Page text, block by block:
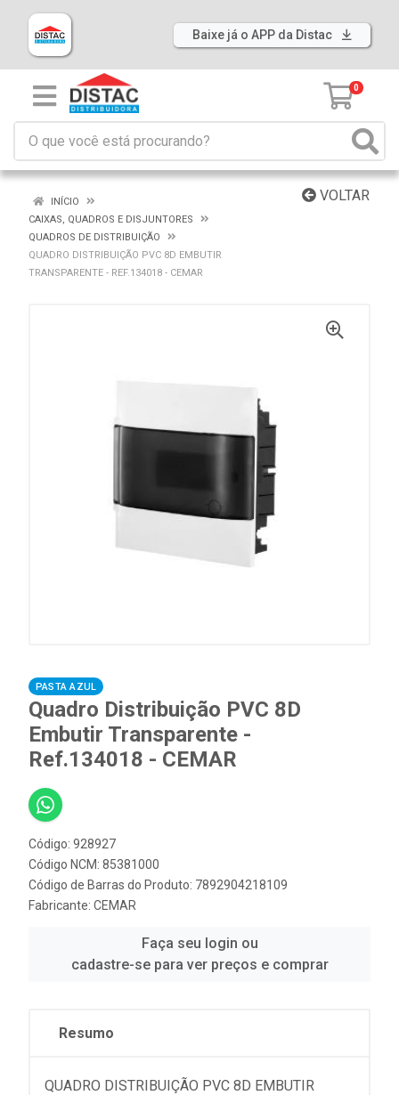
Baixe já o APP da Distac
0
VOLTAR
INÍCIO
CAIXAS, QUADROS E DISJUNTORES
QUADROS DE DISTRIBUIÇÃO
QUADRO DISTRIBUIÇÃO PVC 8D EMBUTIR
TRANSPARENTE - REF.134018 - CEMAR
PASTA AZUL
Quadro Distribuição PVC 8D
Embutir Transparente -
Ref.134018 - CEMAR
Código: 928927
Código NCM: 85381000
Código de Barras do Produto: 7892904218109
Fabricante: CEMAR
Faça seu login ou
cadastre-se para ver preços e comprar
Resumo
QUADRO DISTRIBUIÇÃO PVC 8D EMBUTIR